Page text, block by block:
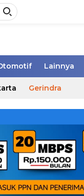
Lainnya
Gerindra